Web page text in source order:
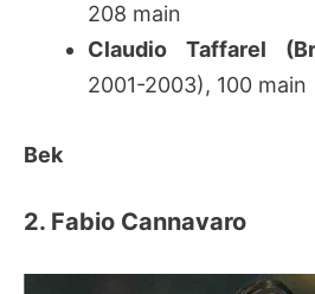
208 main
Claudio Taffarel
2001-2003), 100 main
Bek
2. Fabio Cannavaro